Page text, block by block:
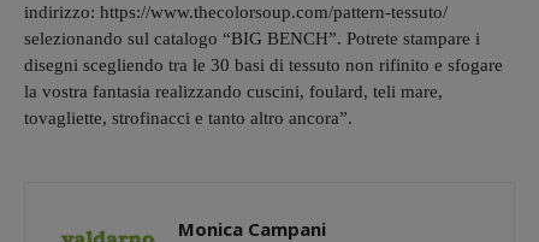
indirizzo: https://www.thecolorsoup.com/pattern-tessuto/
selezionando sul catalogo “BIG BENCH”. Potrete stampare i
disegni scegliendo tra le 30 basi di tessuto non rifinito e sfogare
la vostra fantasia realizzando cuscini, foulard, teli mare,
tovagliette, strofinacci e tanto altro ancora”.
Monica Campani